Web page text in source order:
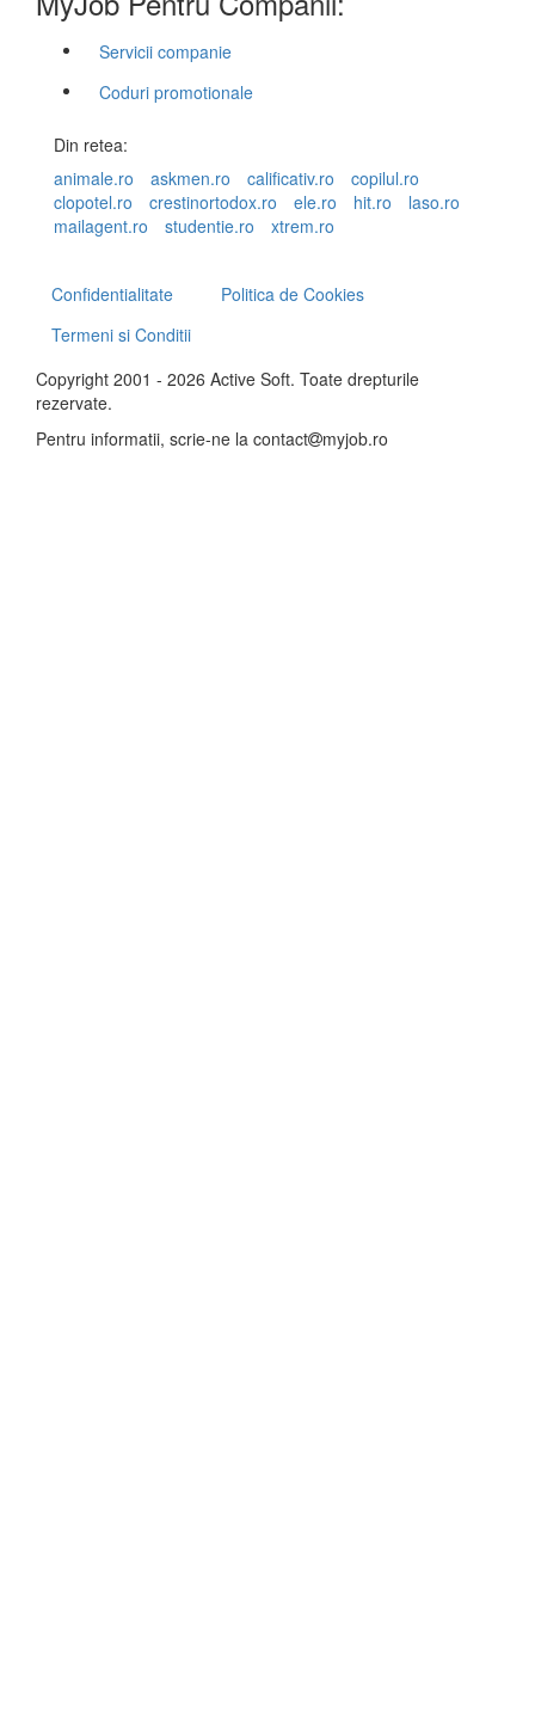
Servicii companie
Coduri promotionale
Din retea:
animale.ro
askmen.ro calificativ.ro
copilul.ro
clopotel.ro
crestinortodox.ro ele.ro hit.ro
laso.ro
mailagent.ro
studentie.ro xtrem.ro
Confidentialitate
Politica de Cookies
Termeni si Conditii
Copyright 2001 - 2026 Active Soft. Toate drepturile
rezervate.
Pentru informatii, scrie-ne la contact myjob.ro